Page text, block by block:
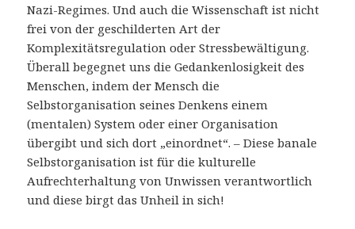
Nazi-Regimes. Und auch die Wissenschaft ist nicht
frei von der geschilderten Art der
Komplexitätsregulation oder Stressbewältigung.
Überall begegnet uns die Gedankenlosigkeit des
Menschen, indem der Mensch die
Selbstorganisation seines Denkens einem
(mentalen) System oder einer Organisation
übergibt und sich dort „einordnet“. – Diese banale
Selbstorganisation ist für die kulturelle
Aufrechterhaltung von Unwissen verantwortlich
und diese birgt das Unheil in sich!